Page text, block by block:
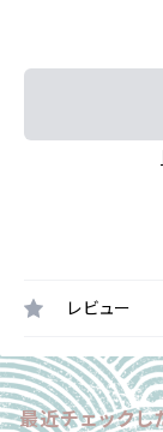
レビュー
最近チェックし